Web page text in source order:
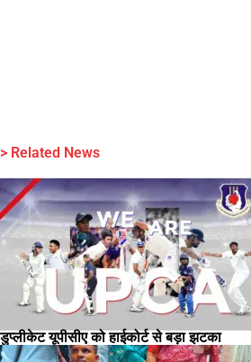
> Related News
डुप्लीकेट यूपीसीए को हाईकोर्ट से बड़ा झटका